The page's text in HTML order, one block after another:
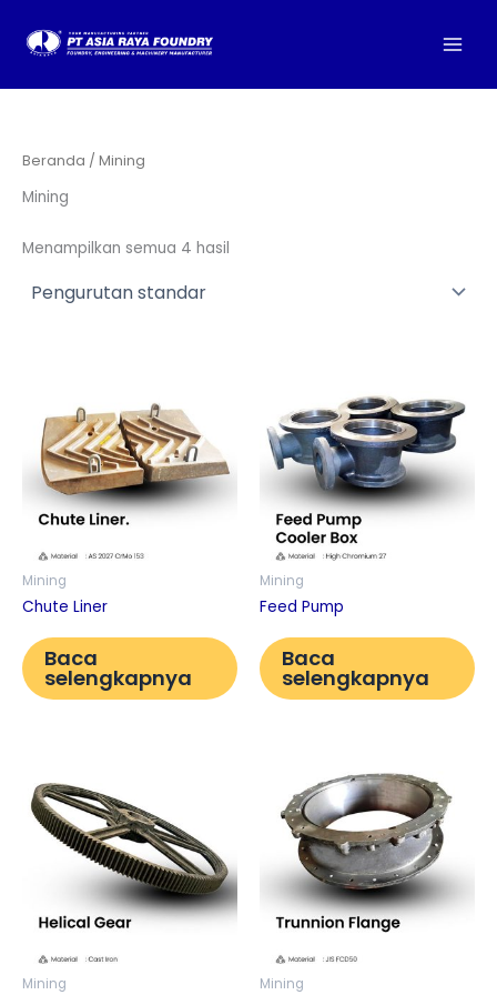
konten
Beranda / Mining
Mining
Menampilkan semua 4 hasil
Mining
Chute Liner
Baca
selengkapnya
Mining
Feed Pump
Baca
selengkapnya
Mining Mining